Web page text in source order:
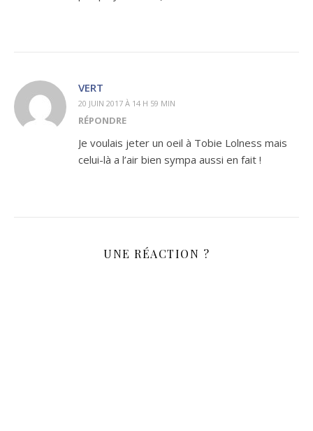
VERT
20 JUIN 2017 À 14 H 59 MIN
RÉPONDRE
Je voulais jeter un oeil à Tobie Lolness mais
celui-là a l’air bien sympa aussi en fait !
UNE RÉACTION ?